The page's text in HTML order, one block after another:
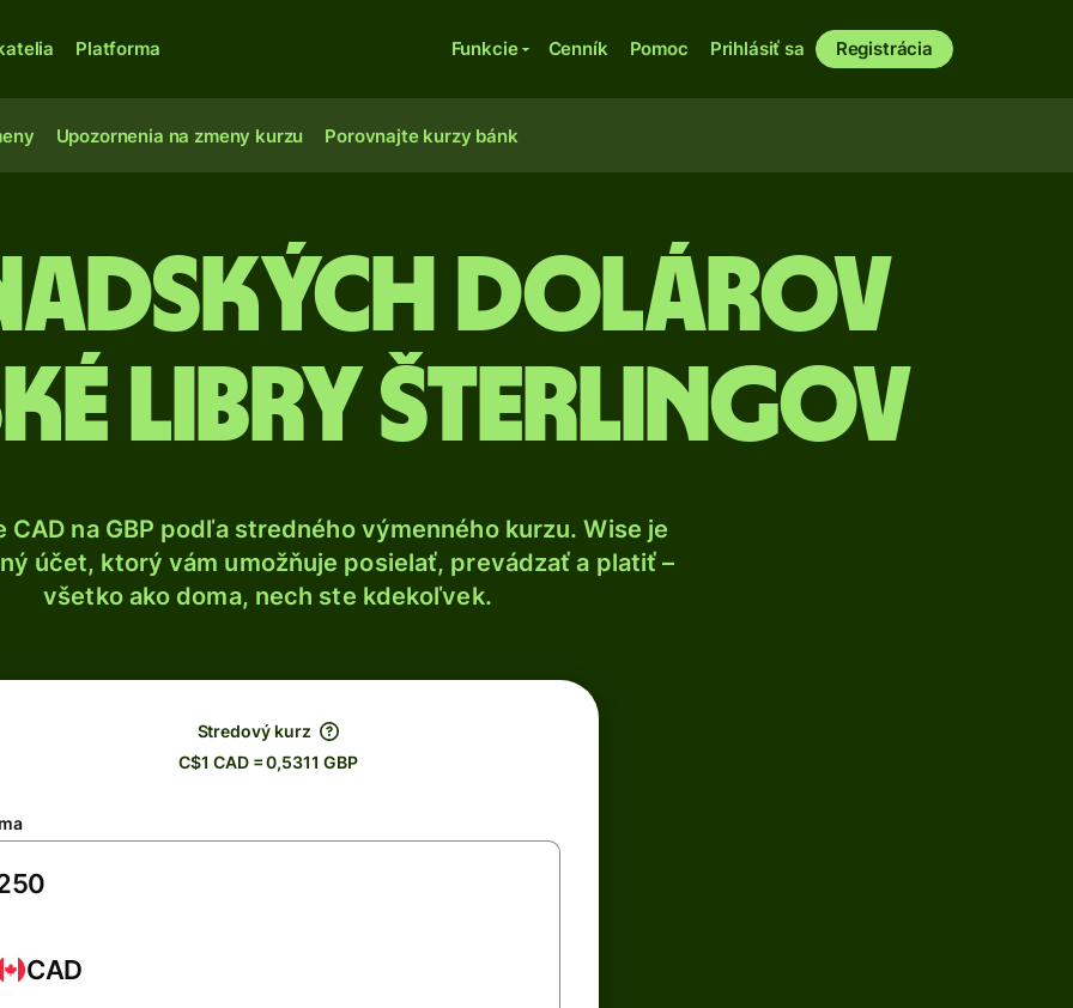
Platforma Funkcie Cenník Pomoc Prihlásiť sa Registrácia
Upozornenia na zmeny kurzu Porovnajte kurzy bánk
dolárov
libry šterlingov
CAD na GBP podľa stredného výmenného kurzu. Wise je
účet, ktorý vám umožňuje posielať, prevádzať a platiť –
všetko ako doma, nech ste kdekoľvek.
Stredový kurz
C$1 CAD = 0,5311 GBP
CAD